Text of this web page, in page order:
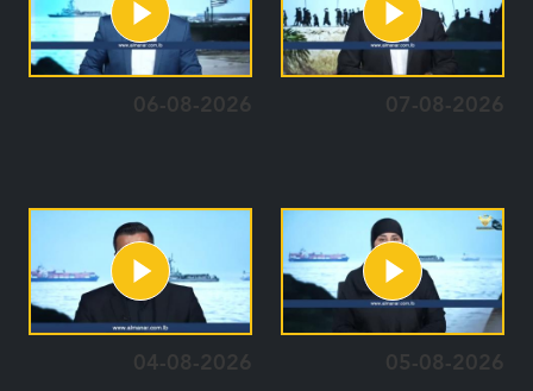
07-08-2026
06-08-2026
05-08-2026
04-08-2026